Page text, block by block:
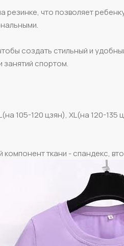
что позволяет
создать стильный и
занятий спортом.
105-120 цзян), XL(на 120-135
ткани - спандекс,